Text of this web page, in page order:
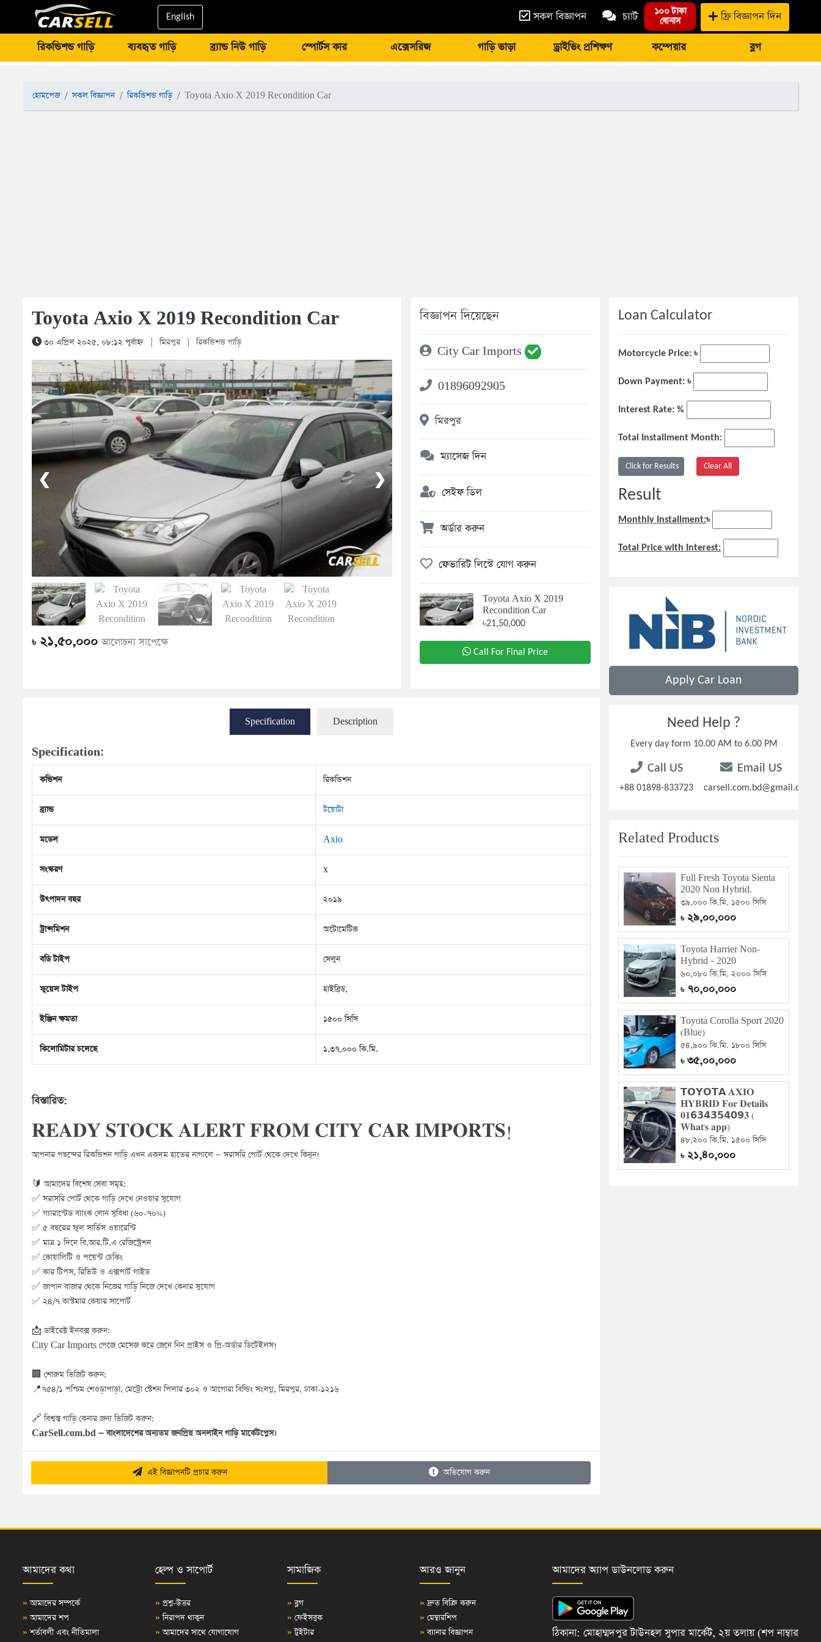
English সকল বিজ্ঞাপন চ্যাট ১০০ টাকা
বোনাস ফ্রি বিজ্ঞাপন দিন
রিকন্ডিশন্ড গাড়ি ব্যবহৃত গাড়ি ব্র্যান্ড নিউ গাড়ি স্পোর্টস কার এক্সেসরিজ গাড়ি ভাড়া ড্রাইভিং প্রশিক্ষণ কম্পেয়ার ব্লগ
হোমপেজ সকল বিজ্ঞাপন রিকন্ডিশন্ড গাড়ি Toyota Axio X 2019 Recondition Car
Toyota Axio X 2019 Recondition Car
৩০ এপ্রিল ২০২৫, ০৮:১২ পূর্বাহ্ন মিরপুর রিকন্ডিশন্ড গাড়ি
1 / 5
❮ ❯
৳২১,৫০,০০০আলোচনা সাপেক্ষে
বিজ্ঞাপন দিয়েছেন
City Car Imports
01896092905
মিরপুর
ম্যাসেজ দিন
সেইফ ডিল
অর্ডার করুন
ফেভারিট লিস্টে যোগ করুন
Toyota Axio X 2019
Recondition Car
৳21,50,000
Call For Final Price
Specification Description
Specification:
কন্ডিশন রিকন্ডিশন
ব্র্যান্ড টয়োটা
মডেল Axio
সংস্করণ x
উৎপাদন বছর ২০১৯
ট্রান্সমিশন অটোমেটিক
বডি টাইপ সেলুন
ফুয়েল টাইপ হাইব্রিড,
ইঞ্জিন ক্ষমতা ১৫০০ সিসি
কিলোমিটার চলেছে ১,৩৭,০০০ কি.মি.
বিস্তারিত:
𝐑𝐄𝐀𝐃𝐘 𝐒𝐓𝐎𝐂𝐊 𝐀𝐋𝐄𝐑𝐓 𝐅𝐑𝐎𝐌 𝐂𝐈𝐓𝐘 𝐂𝐀𝐑 𝐈𝐌𝐏𝐎𝐑𝐓𝐒!
আপনার পছন্দের রিকন্ডিশন গাড়ি এখন একদম হাতের নাগালে — সরাসরি পোর্ট থেকে দেখে কিনুন!
🔰 আমাদের বিশেষ সেবা সমূহ:
✅ সরাসরি পোর্ট থেকে গাড়ি দেখে নেওয়ার সুযোগ
✅ গ্যারান্টেড ব্যাংক লোন সুবিধা (৬০-৭০%)
✅ ৫ বছরের ফুল সার্ভিস ওয়ারেন্টি
✅ মাত্র ১ দিনে বি.আর.টি.এ রেজিস্ট্রেশন
✅ কোয়ালিটি ও পয়েন্ট চেকিং
✅ কার টিপস, রিভিউ ও এক্সপার্ট গাইড
✅ জাপান বাজার থেকে নিজের গাড়ি নিজে দেখে কেনার সুযোগ
✅ ২৪/৭ কাস্টমার কেয়ার সাপোর্ট
📩 ডাইরেক্ট ইনবক্স করুন:
City Car Imports পেজে মেসেজ করে জেনে নিন প্রাইস ও প্রি-অর্ডার ডিটেইলস!
🏢 শোরুম ভিজিট করুন:
📍৭৫৪/১ পশ্চিম শেওড়াপাড়া, মেট্রো স্টেশন পিলার ৩০২ ও আগোরা বিল্ডিং সংলগ্ন, মিরপুর, ঢাকা-১২১৬
🔗 বিশ্বস্ত গাড়ি কেনার জন্য ভিজিট করুন:
CarSell.com.bd — বাংলাদেশের অন্যতম জনপ্রিয় অনলাইন গাড়ি মার্কেটপ্লেস।
এই বিজ্ঞাপনটি প্রচার করুন অভিযোগ করুন
Loan Calculator
Motorcycle Price: ৳
Down Payment: ৳
Interest Rate: %
Total Installment Month:
Result
Monthly Installment:৳
Total Price with Interest:
Apply Car Loan
Need Help ?
Every day form 10.00 AM to 6.00 PM
Call US
+88 01898-833723
Email US
carsell.com.bd@gmail.com
Related Products
Full Fresh Toyota Sienta
2020 Non Hybrid.
৩৯,০০০ কি.মি. ১৫০০ সিসি
৳২৯,০০,০০০
Toyota Harrier Non-
Hybrid – 2020
৬০,০৮০ কি.মি. ২০০০ সিসি
৳৭০,০০,০০০
Toyota Corolla Sport 2020
(Blue)
৫৪,৯০০ কি.মি. ১৮০০ সিসি
৳৩৫,০০,০০০
𝗧𝗢𝗬𝗢𝗧𝗔 𝐀𝐗𝐈𝐎
𝐇𝐘𝐁𝐑𝐈𝐃 𝐅𝐨𝐫 𝐃𝐞𝐭𝐚𝐢𝐥𝐬
𝟎𝟏𝟲𝟯𝟰𝟯𝟱𝟰𝟬𝟵𝟑 (
𝐖𝐡𝐚𝐭'𝐬 𝐚𝐩𝐩)
৪৮,২০০ কি.মি. ১৫০০ সিসি
৳২১,৪০,০০০
আমাদের কথা
» আমাদের সম্পর্কে
» আমাদের শপ
» শর্তাবলী এবং নীতিমালা
হেল্প ও সাপোর্ট
» প্রশ্ন-উত্তর
» নিরাপদ থাকুন
» আমাদের সাথে যোগাযোগ
সামাজিক
» ব্লগ
» ফেইসবুক
» টুইটার
আরও জানুন
» দ্রুত বিক্রি করুন
» মেম্বারশিপ
» ব্যানার বিজ্ঞাপন
আমাদের অ্যাপ ডাউনলোড করুন
ঠিকানা: মোহাম্মদপুর টাউনহল সুপার মার্কেট, ২য় তলায় (শপ নাম্বার